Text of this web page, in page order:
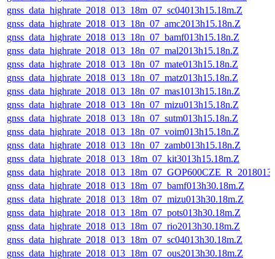
gnss_data_highrate_2018_013_18m_07_sc04013h15.18m.Z
gnss_data_highrate_2018_013_18n_07_amc2013h15.18n.Z
gnss_data_highrate_2018_013_18n_07_bamf013h15.18n.Z
gnss_data_highrate_2018_013_18n_07_mal2013h15.18n.Z
gnss_data_highrate_2018_013_18n_07_mate013h15.18n.Z
gnss_data_highrate_2018_013_18n_07_matz013h15.18n.Z
gnss_data_highrate_2018_013_18n_07_mas1013h15.18n.Z
gnss_data_highrate_2018_013_18n_07_mizu013h15.18n.Z
gnss_data_highrate_2018_013_18n_07_sutm013h15.18n.Z
gnss_data_highrate_2018_013_18n_07_voim013h15.18n.Z
gnss_data_highrate_2018_013_18n_07_zamb013h15.18n.Z
gnss_data_highrate_2018_013_18m_07_kit3013h15.18m.Z
gnss_data_highrate_2018_013_18m_07_bamf013h30.18m.Z
gnss_data_highrate_2018_013_18m_07_mizu013h30.18m.Z
gnss_data_highrate_2018_013_18m_07_pots013h30.18m.Z
gnss_data_highrate_2018_013_18m_07_rio2013h30.18m.Z
gnss_data_highrate_2018_013_18m_07_sc04013h30.18m.Z
gnss_data_highrate_2018_013_18m_07_ous2013h30.18m.Z